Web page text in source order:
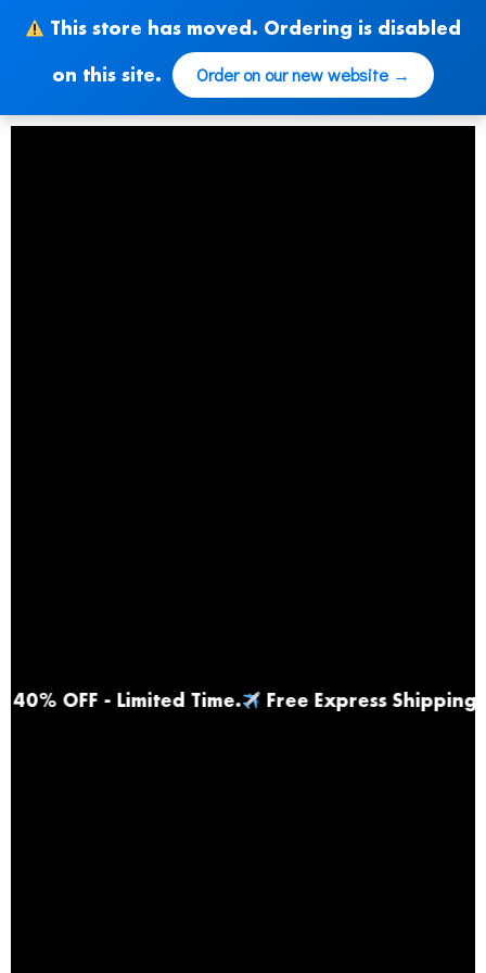
This store has moved. Ordering is disabled
on this site. Order on our new website →
Inhalt
springen
- Limited Time. Free Express Shipping | Top